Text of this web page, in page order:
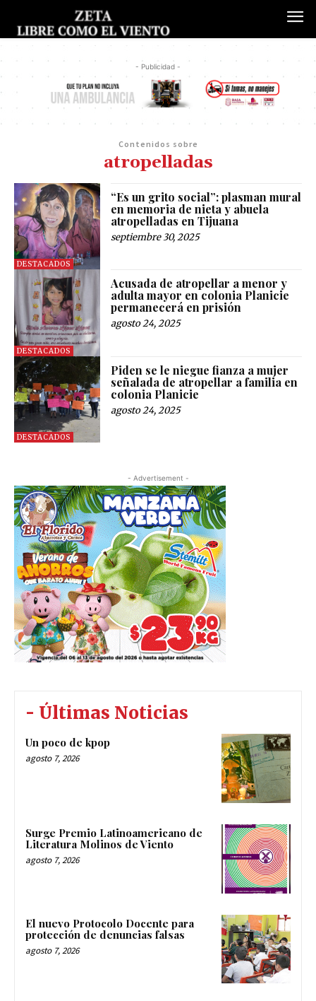
- Publicidad -
Contenidos sobre
atropelladas
DESTACADOS
“Es un grito social”: plasman mural
en memoria de nieta y abuela
atropelladas en Tijuana
septiembre 30, 2025
DESTACADOS
Acusada de atropellar a menor y
adulta mayor en colonia Planicie
permanecerá en prisión
agosto 24, 2025
DESTACADOS
Piden se le niegue fianza a mujer
señalada de atropellar a familia en
colonia Planicie
agosto 24, 2025
- Advertisement -
- Últimas Noticias
Un poco de kpop
agosto 7, 2026
Surge Premio Latinoamericano de
Literatura Molinos de Viento
agosto 7, 2026
El nuevo Protocolo Docente para
protección de denuncias falsas
agosto 7, 2026